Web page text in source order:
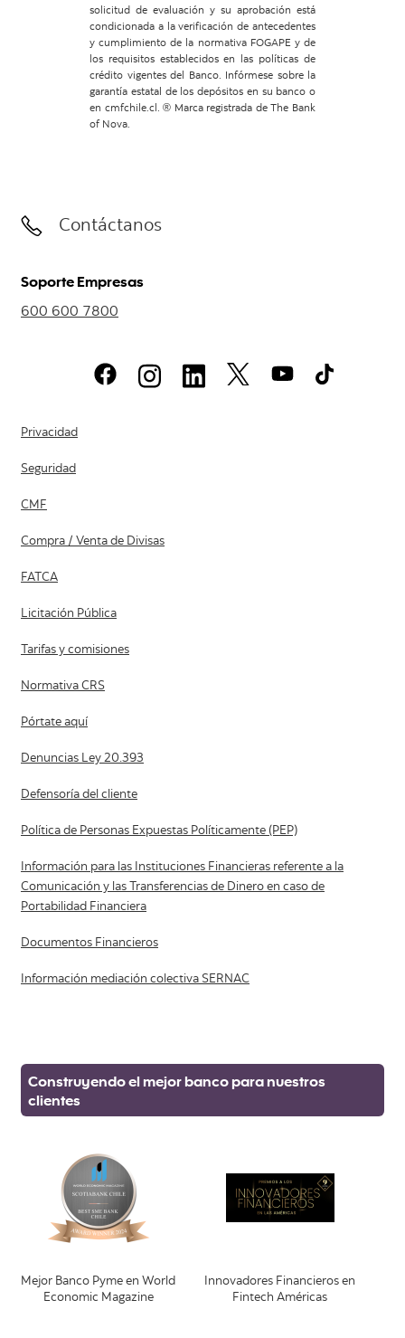
solicitud de evaluación y su aprobación está
condicionada a la verificación de antecedentes
y cumplimiento de la normativa FOGAPE y de
los requisitos establecidos en las políticas de
crédito vigentes del Banco. Infórmese sobre la
garantía estatal de los depósitos en su banco o
en cmfchile.cl. ® Marca registrada de The Bank
of Nova.
Contáctanos
Soporte Empresas
600 600 7800
Privacidad
Seguridad
CMF
Compra / Venta de Divisas
FATCA
Licitación Pública
Tarifas y comisiones
Normativa CRS
Pórtate aquí
Denuncias Ley 20.393
Defensoría del cliente
Política de Personas Expuestas Políticamente (PEP)
Información para las Instituciones Financieras referente a la
Comunicación y las Transferencias de Dinero en caso de
Portabilidad Financiera
Documentos Financieros
Información mediación colectiva SERNAC
Construyendo el mejor banco para nuestros
clientes
Mejor Banco Pyme en World
Economic Magazine
Innovadores Financieros en
Fintech Américas